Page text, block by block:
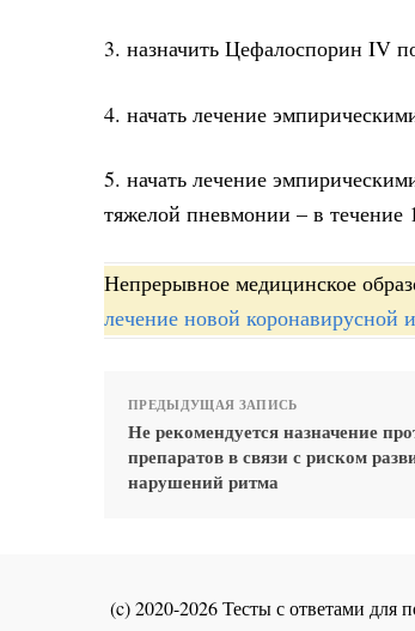
3. назначить Цефалоспорин IV
4. начать лечение
5. начать лечение
тяжелой пневмонии – в течение
Непрерывное медицинское
лечение новой
ПРЕДЫДУЩАЯ ЗАПИСЬ
Не рекомендуется назначение
препаратов в связи с риском
нарушений ритма
(c) 2020-2026 Тесты с ответами для